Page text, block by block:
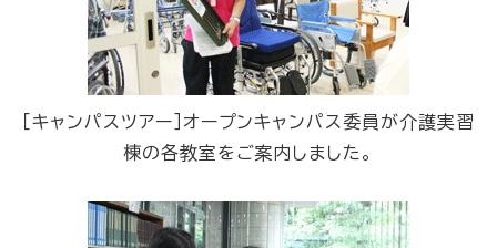
［キャンパスツアー］オープンキャンパス委員が介護実習
棟の各教室をご案内しました。